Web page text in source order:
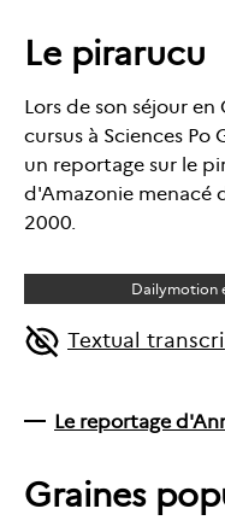
Le pirarucu
Lors de son séjour
cursus à Sciences Po
un reportage sur le
d'Amazonie menacé
2000.
Dailymotion
Textual
Le reportage
Graines